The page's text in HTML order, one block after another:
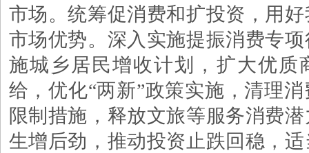
市场。统筹促消费和扩投资，用
市场优势。深入实施提振消费专
施城乡居民增收计划，扩大优质
给，优化“两新”政策实施，清理
限制措施，释放文旅等服务消费
生增后劲，推动投资止跌回稳，